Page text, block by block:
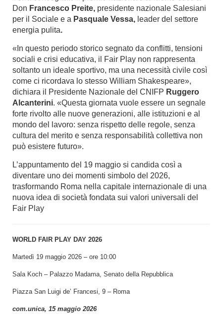
Don Francesco Preite, presidente nazionale Salesiani
per il Sociale e a Pasquale Vessa, leader del settore
energia pulita.
«In questo periodo storico segnato da conflitti, tensioni
sociali e crisi educativa, il Fair Play non rappresenta
soltanto un ideale sportivo, ma una necessità civile così
come ci ricordava lo stesso William Shakespeare»,
dichiara il Presidente Nazionale del CNIFP Ruggero
Alcanterini. «Questa giornata vuole essere un segnale
forte rivolto alle nuove generazioni, alle istituzioni e al
mondo del lavoro: senza rispetto delle regole, senza
cultura del merito e senza responsabilità collettiva non
può esistere futuro».
L’appuntamento del 19 maggio si candida così a
diventare uno dei momenti simbolo del 2026,
trasformando Roma nella capitale internazionale di una
nuova idea di società fondata sui valori universali del
Fair Play
WORLD FAIR PLAY DAY 2026
Martedì 19 maggio 2026 – ore 10:00
Sala Koch – Palazzo Madama, Senato della Repubblica
Piazza San Luigi de’ Francesi, 9 – Roma
com.unica, 15 maggio 2026